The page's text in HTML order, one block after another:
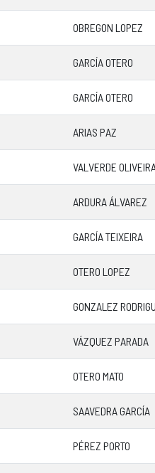
OBREGON LOPEZ
GARCÍA OTERO
GARCÍA OTERO
ARIAS PAZ
VALVERDE
ARDURA ÁLVAREZ
GARCÍA TEIXEIRA
OTERO LOPEZ
GONZALEZ
VÁZQUEZ PARADA
OTERO MATO
SAAVEDRA GARCÍA
PÉREZ PORTO